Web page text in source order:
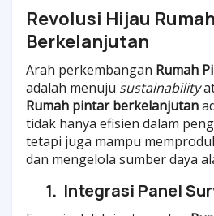
Revolusi Hijau
Berkelanjutan
Arah perkembangan Rumah
adalah menuju sustainability
Rumah pintar berkelanjutan
tidak hanya efisien dalam
tetapi juga mampu
dan mengelola sumber daya
1. Integrasi Panel